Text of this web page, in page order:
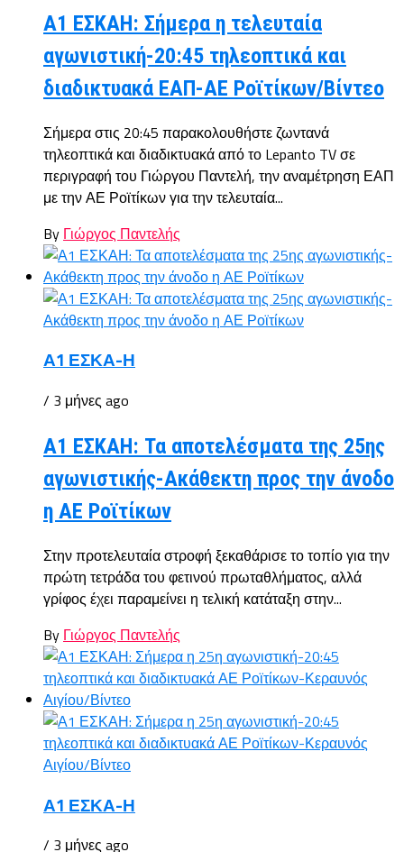
Α1 ΕΣΚΑΗ: Σήμερα η τελευταία
αγωνιστική-20:45 τηλεοπτικά και
διαδικτυακά ΕΑΠ-ΑΕ Ροϊτίκων/Βίντεο
Σήμερα στις 20:45 παρακολουθήστε ζωντανά
τηλεοπτικά και διαδικτυακά από το Lepanto TV σε
περιγραφή του Γιώργου Παντελή, την αναμέτρηση ΕΑΠ
με την ΑΕ Ροϊτίκων για την τελευταία...
By Γιώργος Παντελής
Α1 ΕΣΚΑ-Η
/ 3 μήνες ago
Α1 ΕΣΚΑΗ: Τα αποτελέσματα της 25ης
αγωνιστικής-Ακάθεκτη προς την άνοδο
η ΑΕ Ροϊτίκων
Στην προτελευταία στροφή ξεκαθάρισε το τοπίο για την
πρώτη τετράδα του φετινού πρωταθλήματος, αλλά
γρίφος έχει παραμείνει η τελική κατάταξη στην...
By Γιώργος Παντελής
Α1 ΕΣΚΑ-Η
/ 3 μήνες ago